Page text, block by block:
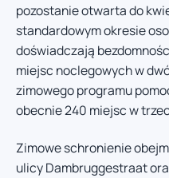
pozostanie otwarta do
standardowym okresie
doświadczają
miejsc noclegowych w
zimowego programu
obecnie 240 miejsc w
Zimowe schronienie
ulicy Dambruggestraat